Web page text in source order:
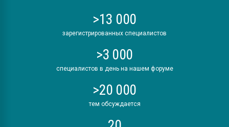
>13 000
зарегистрированных специалистов
>3 000
специалистов в день на нашем форуме
>20 000
тем обсуждается